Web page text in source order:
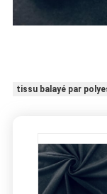
tissu balayé par